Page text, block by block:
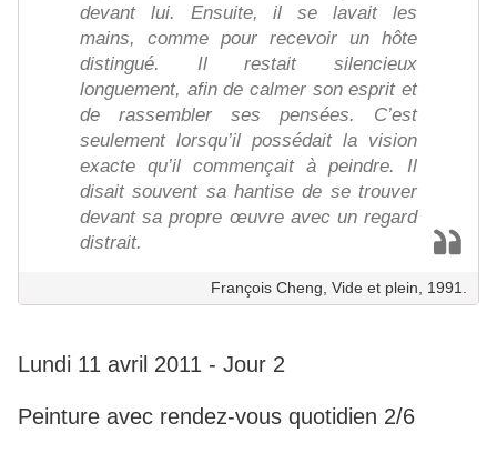
devant lui. Ensuite, il se lavait les
mains, comme pour recevoir un hôte
distingué. Il restait silencieux
longuement, afin de calmer son esprit et
de rassembler ses pensées. C’est
seulement lorsqu’il possédait la vision
exacte qu’il commençait à peindre. Il
disait souvent sa hantise de se trouver
devant sa propre œuvre avec un regard
distrait.
François Cheng, Vide et plein, 1991.
Lundi 11 avril 2011 - Jour 2
Peinture avec rendez-vous quotidien 2/6